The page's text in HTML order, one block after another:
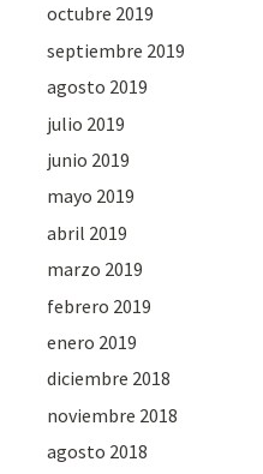
octubre 2019
septiembre 2019
agosto 2019
julio 2019
junio 2019
mayo 2019
abril 2019
marzo 2019
febrero 2019
enero 2019
diciembre 2018
noviembre 2018
agosto 2018